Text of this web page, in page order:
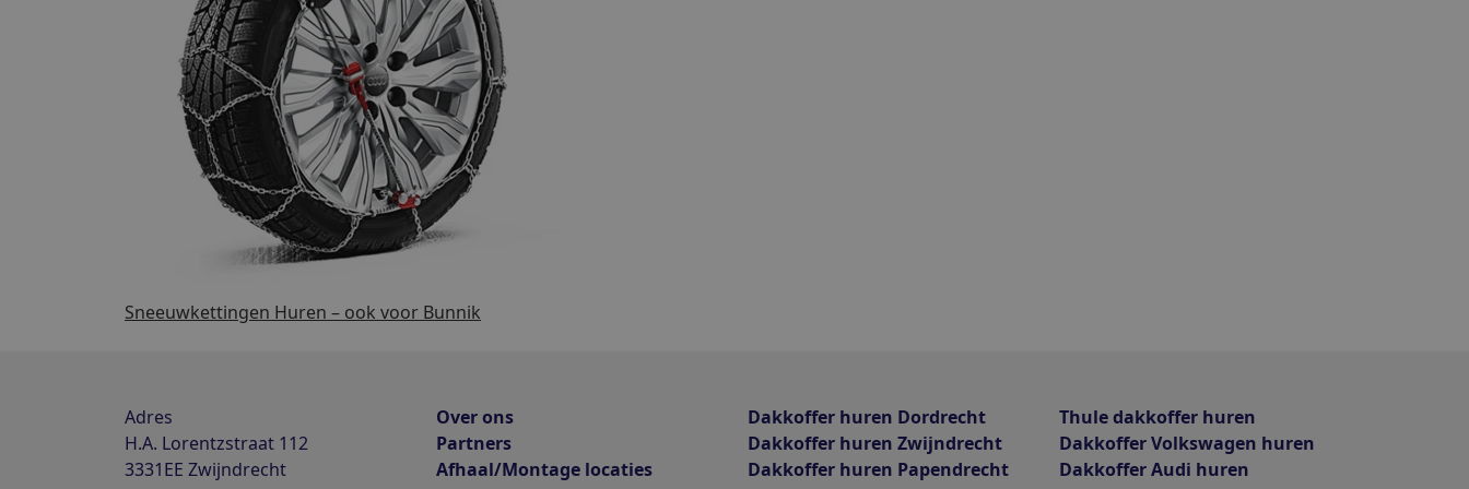
Sneeuwkettingen Huren – ook voor Bunnik
Adres
H.A. Lorentzstraat 112
3331EE Zwijndrecht
Over ons
Partners
Afhaal/Montage locaties
Dakkoffer huren Dordrecht
Dakkoffer huren Zwijndrecht
Dakkoffer huren Papendrecht
Thule dakkoffer huren
Dakkoffer Volkswagen huren
Dakkoffer Audi huren